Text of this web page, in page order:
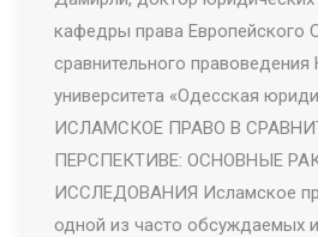
кафедры права Европейского
сравнительного правоведения
университета «Одесская
ИСЛАМСКОЕ ПРАВО В
ПЕРСПЕКТИВЕ: ОСНОВНЫЕ
ИССЛЕДОВАНИЯ Исламское
одной из часто обсуждаемых